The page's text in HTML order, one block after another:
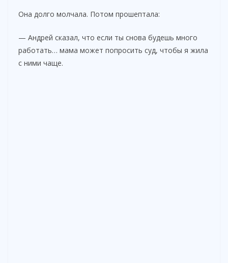
Она долго молчала. Потом прошептала:
— Андрей сказал, что если ты снова будешь много
работать… мама может попросить суд, чтобы я жила
с ними чаще.